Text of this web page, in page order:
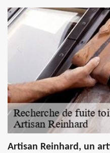
Artisan Reinhard, un